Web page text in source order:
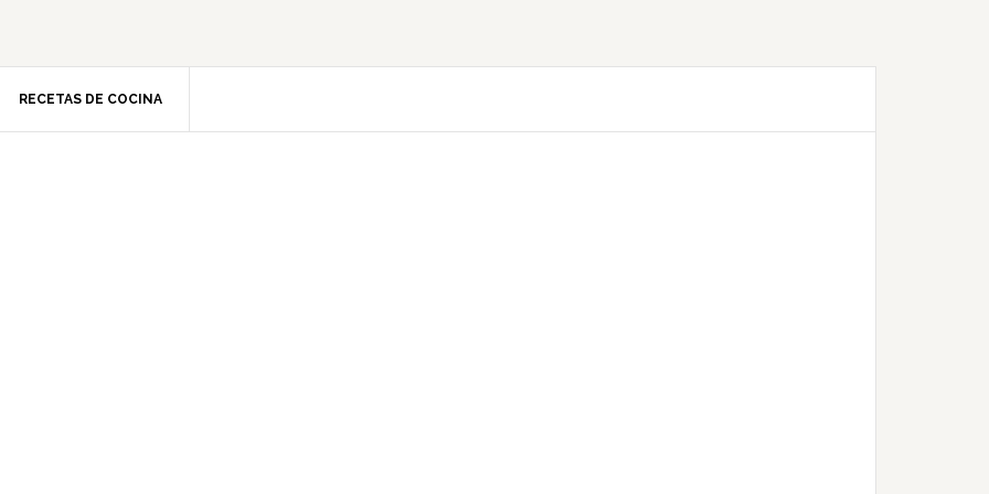
RECETAS DE COCINA